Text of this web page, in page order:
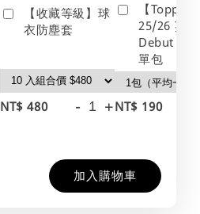
【收藏等級】球
衣防塵套
NT$ 480 - +
【Topps】
25/26 英
Debut
單包
NT$ 190
加入購物車